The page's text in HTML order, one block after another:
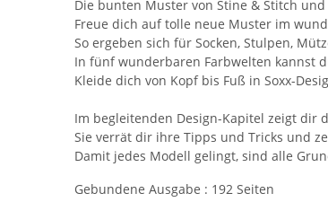
Die bunten Muster von Stine & Stitch
Freue dich auf tolle neue Muster im
So ergeben sich für Socken, Stulpen,
In fünf wunderbaren Farbwelten kannst
Kleide dich von Kopf bis Fuß in Soxx-
Im begleitenden Design-Kapitel zeigt dir
Sie verrät dir ihre Tipps und Tricks und
Damit jedes Modell gelingt, sind alle
Gebundene Ausgabe : 192 Seiten